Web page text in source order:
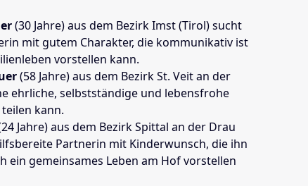
(30 Jahre) aus dem Bezirk Imst (Tirol) sucht
mit gutem Charakter, die kommunikativ ist
vorstellen kann.
(58 Jahre) aus dem Bezirk St. Veit an der
ehrliche, selbstständige und lebensfrohe
kann.
Jahre) aus dem Bezirk Spittal an der Drau
Partnerin mit Kinderwunsch, die ihn
ein gemeinsames Leben am Hof vorstellen